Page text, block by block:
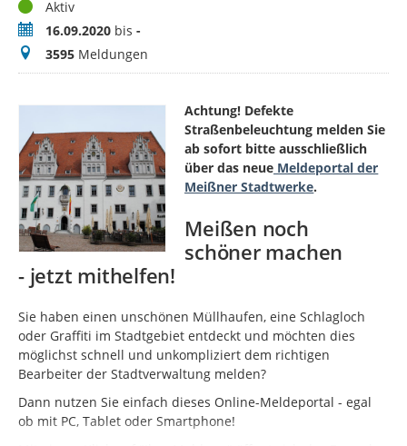
StatusAktiv
Zeitraum16.09.2020 bis -
Meldungen
3595 Meldungen
Achtung! Defekte
Straßenbeleuchtung melden Sie
ab sofort bitte ausschließlich
über das neue Meldeportal der
Meißner Stadtwerke.
Meißen noch
schöner machen
- jetzt mithelfen!
Sie haben einen unschönen Müllhaufen, eine Schlagloch
oder Graffiti im Stadtgebiet entdeckt und möchten dies
möglichst schnell und unkompliziert dem richtigen
Bearbeiter der Stadtverwaltung melden?
Dann nutzen Sie einfach dieses Online-Meldeportal - egal
ob mit PC, Tablet oder Smartphone!